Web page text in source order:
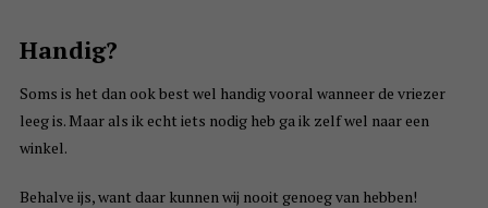
Handig?
Soms is het dan ook best wel handig vooral wanneer de vriezer
leeg is. Maar als ik echt iets nodig heb ga ik zelf wel naar een
winkel.
Behalve ijs, want daar kunnen wij nooit genoeg van hebben!